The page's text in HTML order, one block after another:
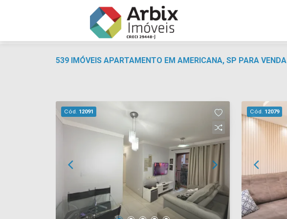
539 IMÓVEIS APARTAMENTO EM AMERICANA, SP PARA VENDA
Cód. 12091 Cód. 12079